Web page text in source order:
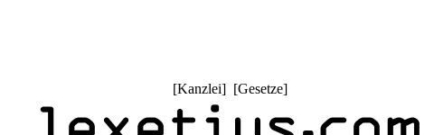
[Kanzlei] [Gesetze]